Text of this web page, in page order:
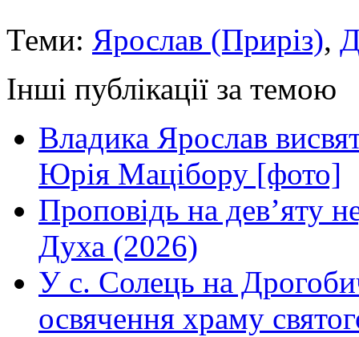
Теми: Ярослав (Приріз),
Інші публікації за темою
Владика Ярослав
Юрія Мацібору [фото]
Проповідь на дев’яту
Духа (2026)
У с. Солець на
освячення храму